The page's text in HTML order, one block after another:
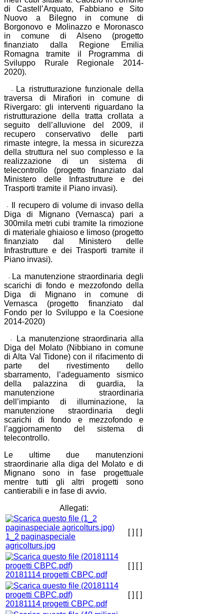
di Castell’Arquato, Fabbiano e Sito
Nuovo a Bilegno in comune di
Borgonovo e Molinazzo e Moronasco
in comune di Alseno (progetto
finanziato dalla Regione Emilia
Romagna tramite il Programma di
Sviluppo Rurale Regionale 2014-
2020).
La ristrutturazione funzionale della
traversa di Mirafiori in comune di
Rivergaro: gli interventi riguardano la
ristrutturazione della tratta crollata a
seguito dell’alluvione del 2009, il
recupero conservativo delle parti
rimaste integre, la messa in sicurezza
della struttura nel suo complesso e la
realizzazione di un sistema di
telecontrollo (progetto finanziato dal
Ministero delle Infrastrutture e dei
Trasporti tramite il Piano invasi).
Il recupero di volume di invaso della
Diga di Mignano (Vernasca) pari a
300mila metri cubi tramite la rimozione
di materiale ghiaioso e limoso (progetto
finanziato dal Ministero delle
Infrastrutture e dei Trasporti tramite il
Piano invasi).
La manutenzione straordinaria degli
scarichi di fondo e mezzofondo della
Diga di Mignano in comune di
Vernasca (progetto finanziato dal
Fondo per lo Sviluppo e la Coesione
2014-2020)
La manutenzione straordinaria alla
Diga del Molato (Nibbiano in comune
di Alta Val Tidone) con il rifacimento di
parte del rivestimento dello
sbarramento, l’adeguamento sismico
della palazzina di guardia, la
manutenzione straordinaria
dell’impianto di illuminazione, la
manutenzione straordinaria degli
scarichi di fondo e mezzofondo e
l’aggiornamento del sistema di
telecontrollo.
Le ultime due manutenzioni
straordinarie alla diga del Molato e di
Mignano sono in fase progettuale
mentre tutti gli altri progetti sono
cantierabili e in fase di avvio.
Allegati:
1_2 paginaspeciale
agricolturs.jpg
[ ] [ ]
20181114 progetti CBPC.pdf
[ ] [ ]
20181114 progetti CBPC.pdf
[ ] [ ]